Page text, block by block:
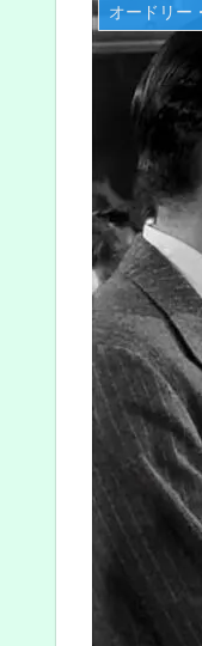
オードリー